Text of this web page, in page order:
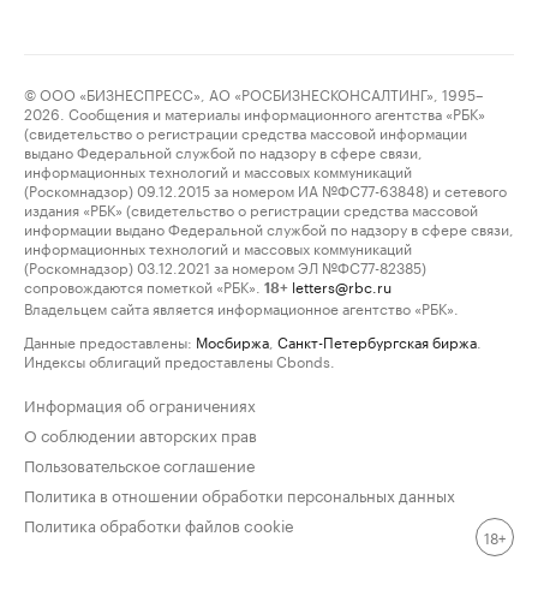
© ООО «БИЗНЕСПРЕСС», АО «РОСБИЗНЕСКОНСАЛТИНГ», 1995–
2026. Сообщения и материалы информационного агентства «РБК»
(свидетельство о регистрации средства массовой информации
выдано Федеральной службой по надзору в сфере связи,
информационных технологий и массовых коммуникаций
(Роскомнадзор) 09.12.2015 за номером ИА №ФС77-63848) и сетевого
издания «РБК» (свидетельство о регистрации средства массовой
информации выдано Федеральной службой по надзору в сфере связи,
информационных технологий и массовых коммуникаций
(Роскомнадзор) 03.12.2021 за номером ЭЛ №ФС77-82385)
сопровождаются пометкой «РБК».
18+ letters@rbc.ru
Владельцем сайта является информационное агентство «РБК».
Данные предоставлены: Мосбиржа Санкт-Петербургская биржа
Индексы облигаций предоставлены Cbonds.
Информация об ограничениях
О соблюдении авторских прав
Пользовательское соглашение
Политика в отношении обработки персональных данных
Политика обработки файлов cookie
18+